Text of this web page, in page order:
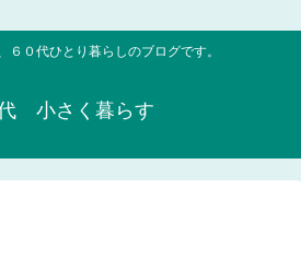
６０代ひとり暮らしのブログです。
小さく暮らす